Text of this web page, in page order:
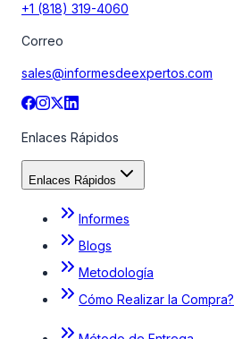
+1 (818) 319-4060
Correo
sales@informesdeexpertos.com
Enlaces Rápidos
Enlaces Rápidos
Informes
Blogs
Metodología
Cómo Realizar la Compra?